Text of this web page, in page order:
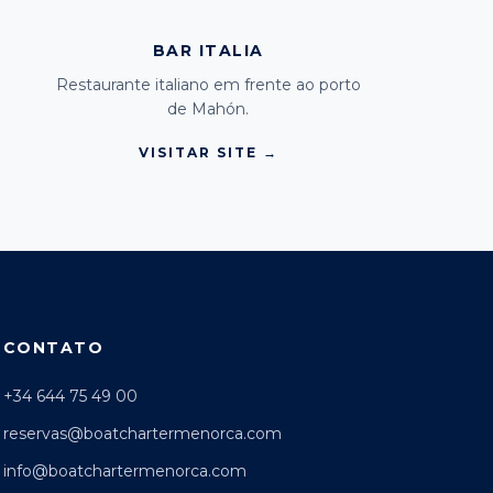
BAR ITALIA
Restaurante italiano em frente ao porto
de Mahón.
VISITAR SITE →
CONTATO
+34 644 75 49 00
reservas@boatchartermenorca.com
info@boatchartermenorca.com